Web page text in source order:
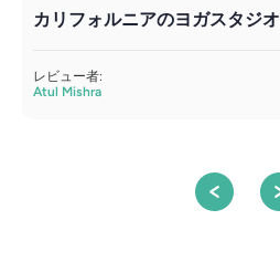
カリフォルニアのヨガスタジオ
レビュー者:
Atul Mishra